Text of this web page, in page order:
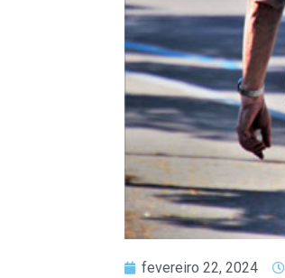
fevereiro 22, 2024